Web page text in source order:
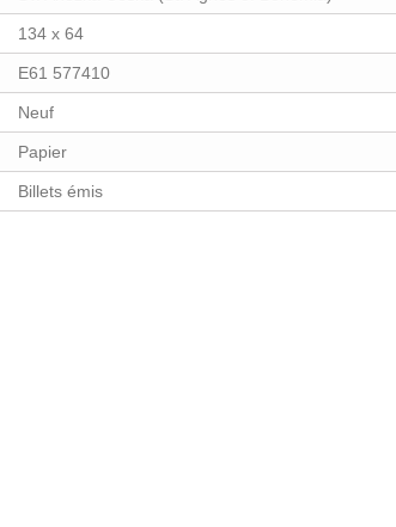
134 x 64
E61 577410
Neuf
Papier
Billets émis